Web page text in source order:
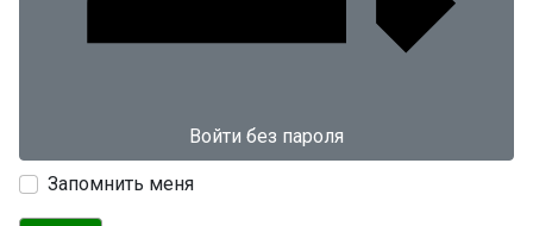
Войти без пароля
Запомнить меня